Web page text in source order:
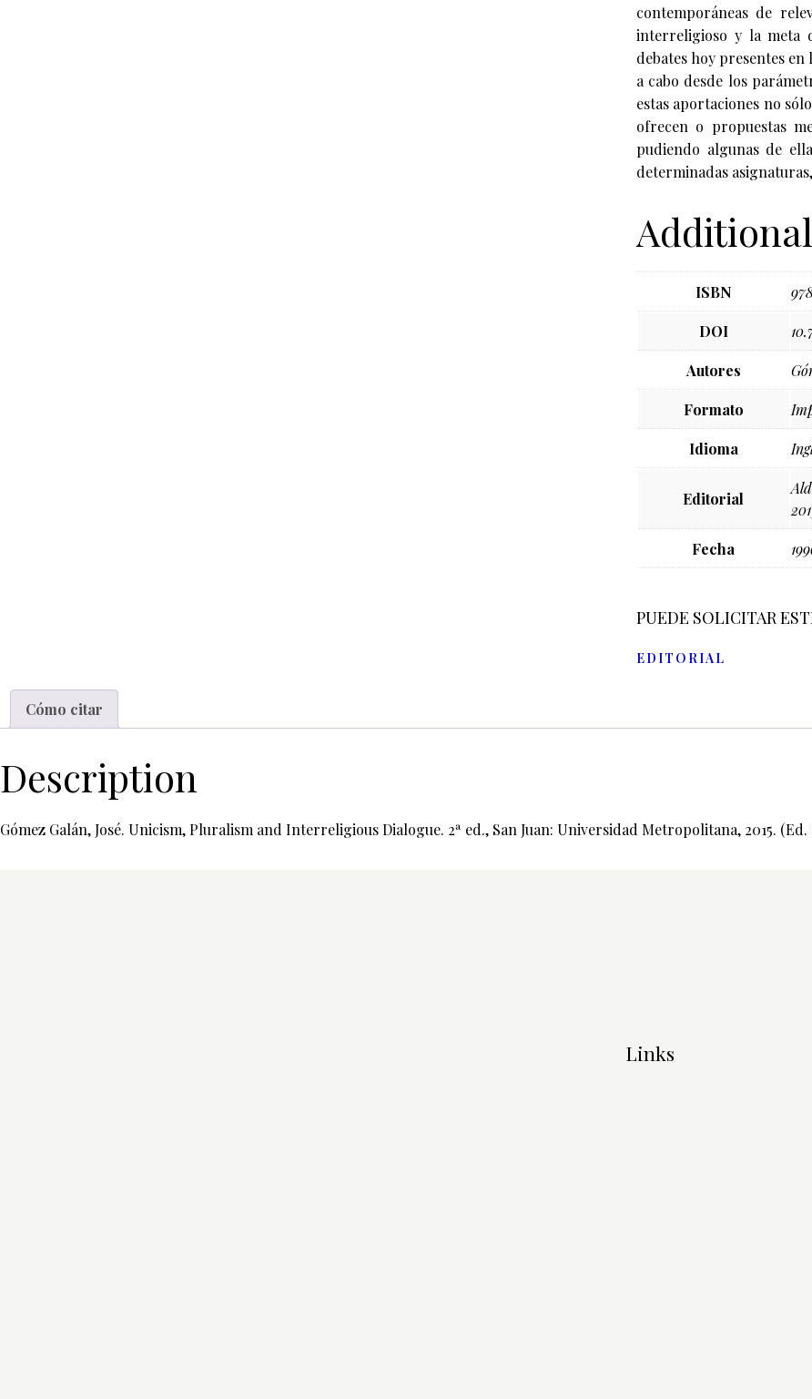
contemporáneas de
interreligioso y la meta
debates hoy presentes
a cabo desde los
estas aportaciones no
ofrecen o propuestas
pudiendo algunas de
determinadas
ISBN
DOI
Autores
Formato
Idioma
Editorial
Fecha
PUEDE SOLICITAR
EDITORIAL
Cómo citar
Description
Gómez Galán, José. Unicism, Pluralism and Interreligious Dialogue. 2ª ed., San Juan: Universidad Metropolitana, 2015.
Links